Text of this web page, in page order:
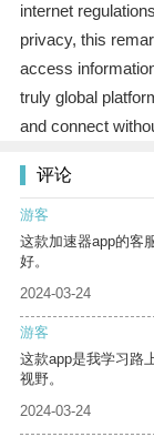
internet
privacy, this
access
truly global
and connect
评论
游客
这款加速器app的客
好。
2024-03-24
游客
这款app是我学习路
视野。
2024-03-24